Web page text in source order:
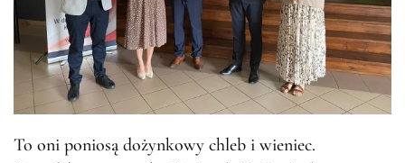
To oni poniosą dożynkowy chleb i wieniec.